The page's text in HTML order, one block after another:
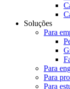
Soluções
Para
Para
Para
Para